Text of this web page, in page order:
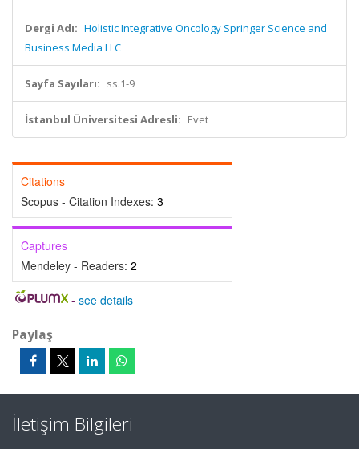
Dergi Adı: Holistic Integrative Oncology Springer Science and
Business Media LLC
Sayfa Sayıları: ss.1-9
İstanbul Üniversitesi Adresli: Evet
Citations
Scopus - Citation Indexes: 3
Captures
Mendeley - Readers: 2
- see details
Paylaş
İletişim Bilgileri